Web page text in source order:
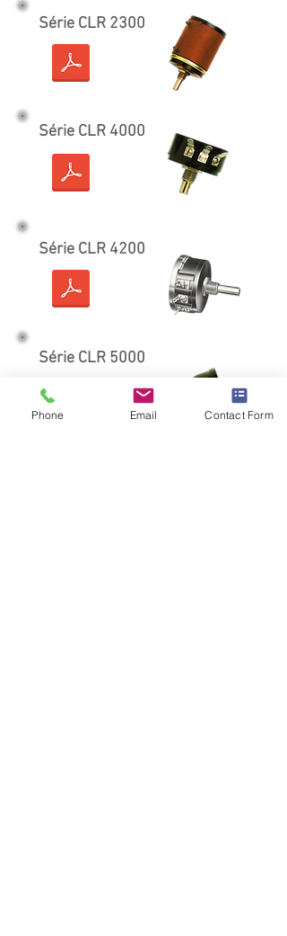
Série CLR 2300
Série CLR 4000
Série CLR 4200
Série CLR 5000
Phone Email Contact Form